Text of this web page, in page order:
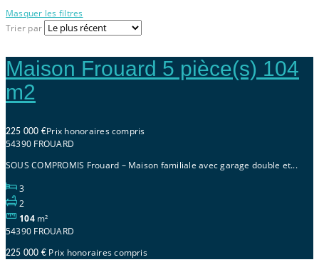
Masquer les filtres
Trier par
Maison Frouard 5 pièce(s) 104
m2
225 000 €Prix honoraires compris
54390 FROUARD
SOUS COMPROMIS Frouard – Maison familiale avec garage double et...
3
2
104 m²
54390 FROUARD
225 000 € Prix honoraires compris